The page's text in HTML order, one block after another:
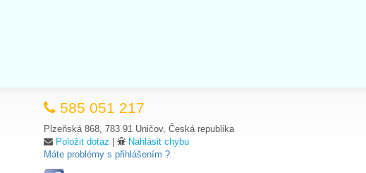
585 051 217
Plzeňská 868, 783 91 Uničov, Česká republika
Položit dotaz |
Nahlásit chybu
Máte problémy s přihlášením ?